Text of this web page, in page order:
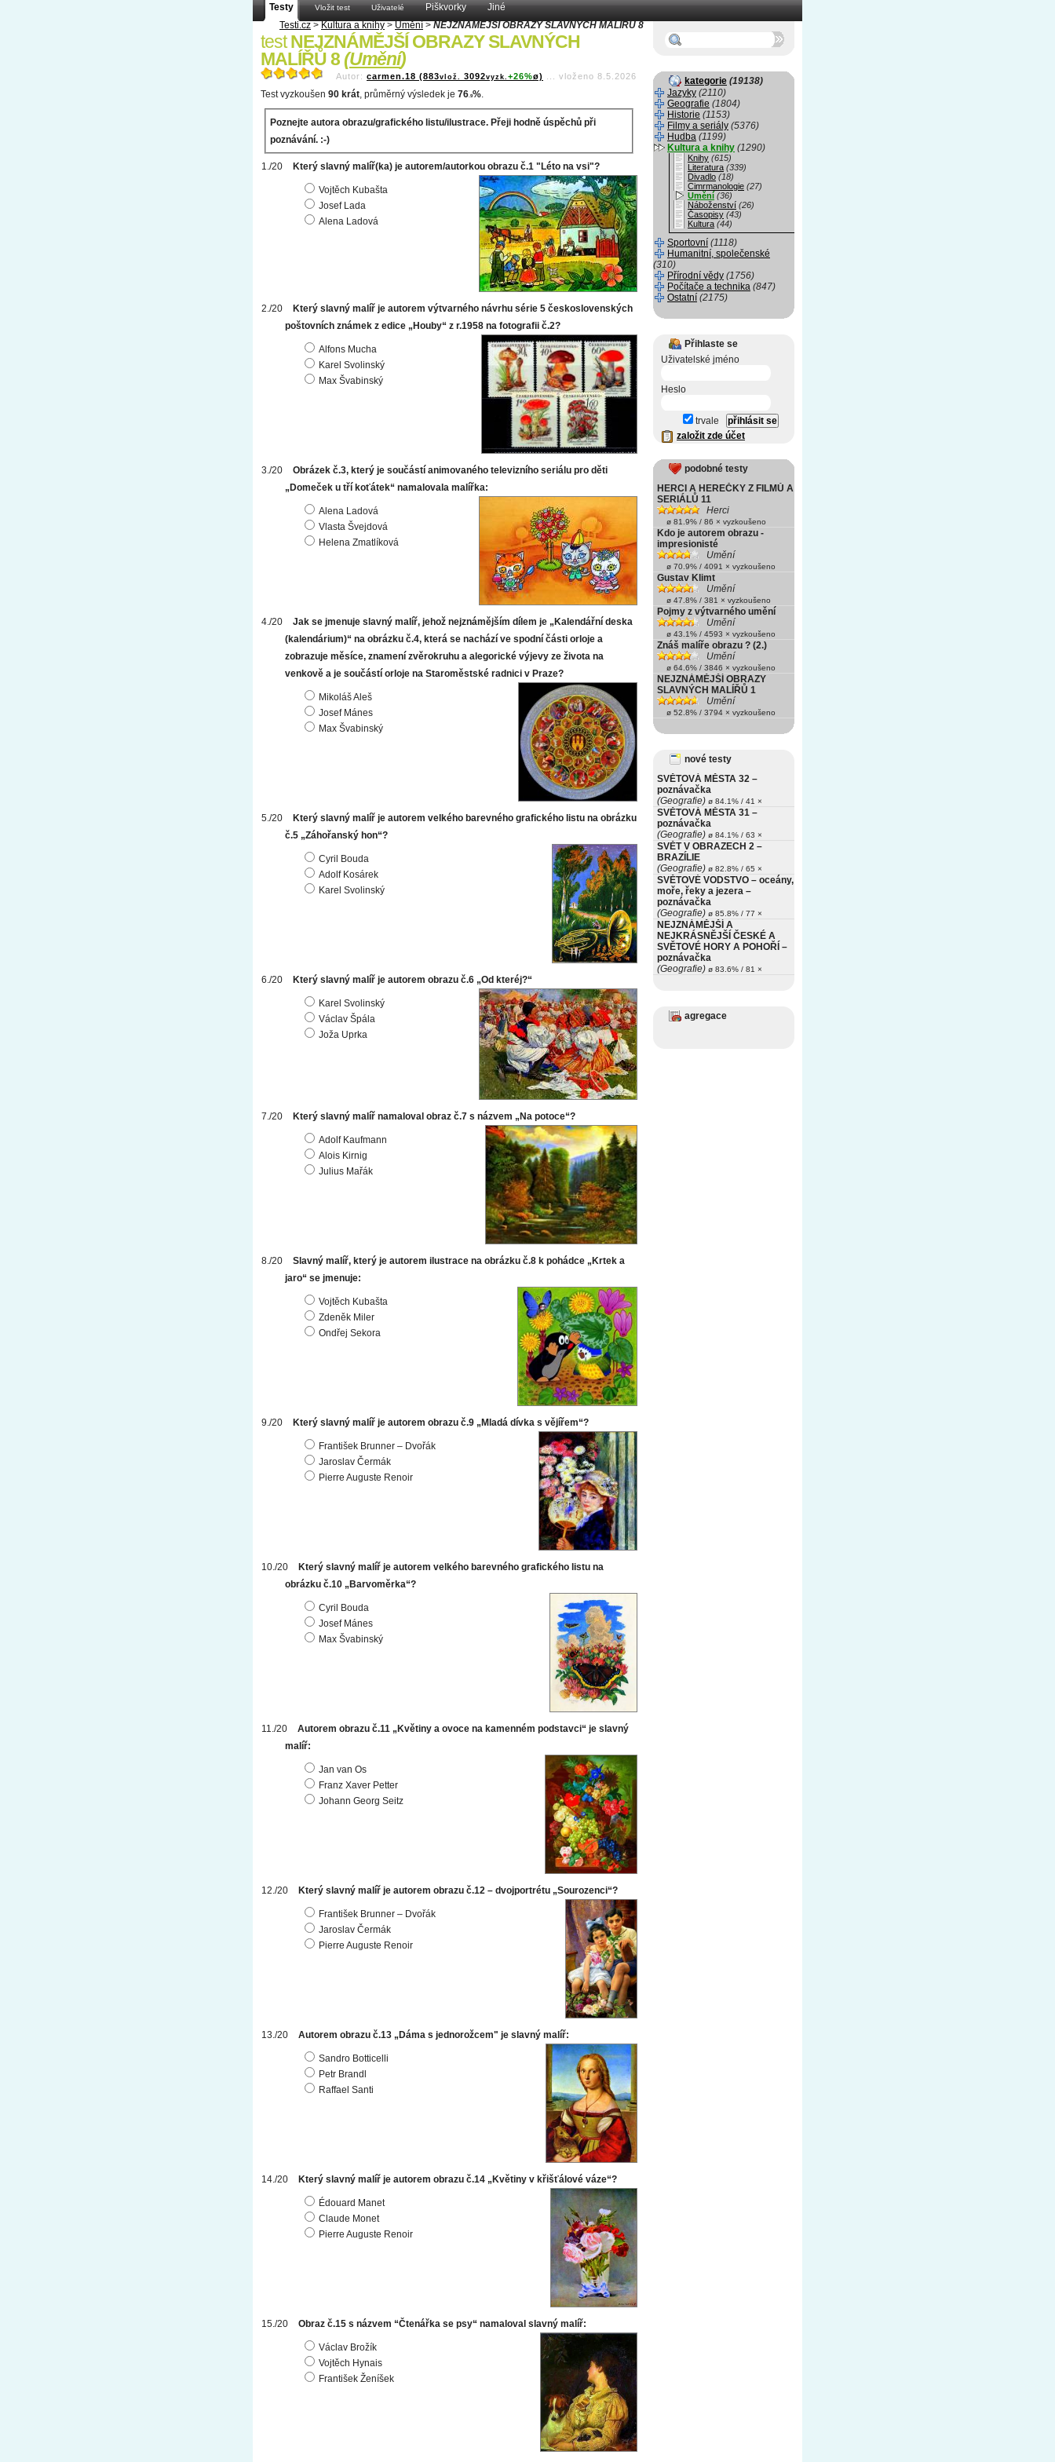
Testy Vložit test Uživatelé Piškvorky
Jiné
Testi.cz > Kultura a knihy > Umění > NEJZNÁMĚJŠÍ OBRAZY SLAVNÝCH MALÍŘŮ 8
testNEJZNÁMĚJŠÍ OBRAZY SLAVNÝCH
MALÍŘŮ 8(Umění)
Autor: carmen.18 (883vlož. 3092vyzk. +26%ø) vloženo 8.5.2026
Test vyzkoušen 90 krát, průměrný výsledek je 76 .9%.
Poznejte autora obrazu/grafického listu/ilustrace. Přeji hodně úspěchů při
poznávání. :-)
Který slavný malíř(ka) je autorem/autorkou obrazu č.1 "Léto na vsi"?
Vojtěch Kubašta
Josef Lada
Alena Ladová
Který slavný malíř je autorem výtvarného návrhu série 5 československých
poštovních známek z edice „Houby“ z r.1958 na fotografii č.2?
Alfons Mucha
Karel Svolinský
Max Švabinský
Obrázek č.3, který je součástí animovaného televizního seriálu pro děti
„Domeček u tří koťátek“ namalovala malířka:
Alena Ladová
Vlasta Švejdová
Helena Zmatlíková
Jak se jmenuje slavný malíř, jehož nejznámějším dílem je „Kalendářní deska
(kalendárium)“ na obrázku č.4, která se nachází ve spodní části orloje a
zobrazuje měsíce, znamení zvěrokruhu a alegorické výjevy ze života na
venkově a je součástí orloje na Staroměstské radnici v Praze?
Mikoláš Aleš
Josef Mánes
Max Švabinský
Který slavný malíř je autorem velkého barevného grafického listu na obrázku
č.5 „Záhořanský hon“?
Cyril Bouda
Adolf Kosárek
Karel Svolinský
Který slavný malíř je autorem obrazu č.6 „Od kteréj?“
Karel Svolinský
Václav Špála
Joža Uprka
Který slavný malíř namaloval obraz č.7 s názvem „Na potoce“?
Adolf Kaufmann
Alois Kirnig
Julius Mařák
Slavný malíř, který je autorem ilustrace na obrázku č.8 k pohádce „Krtek a
jaro“ se jmenuje:
Vojtěch Kubašta
Zdeněk Miler
Ondřej Sekora
Který slavný malíř je autorem obrazu č.9 „Mladá dívka s vějířem“?
František Brunner – Dvořák
Jaroslav Čermák
Pierre Auguste Renoir
Který slavný malíř je autorem velkého barevného grafického listu na
obrázku č.10 „Barvoměrka“?
Cyril Bouda
Josef Mánes
Max Švabinský
Autorem obrazu č.11 „Květiny a ovoce na kamenném podstavci“ je slavný
malíř:
Jan van Os
Franz Xaver Petter
Johann Georg Seitz
Který slavný malíř je autorem obrazu č.12 – dvojportrétu „Sourozenci“?
František Brunner – Dvořák
Jaroslav Čermák
Pierre Auguste Renoir
Autorem obrazu č.13 „Dáma s jednorožcem" je slavný malíř:
Sandro Botticelli
Petr Brandl
Raffael Santi
Který slavný malíř je autorem obrazu č.14 „Květiny v křišťálové váze“?
Édouard Manet
Claude Monet
Pierre Auguste Renoir
Obraz č.15 s názvem “Čtenářka se psy“ namaloval slavný malíř:
Václav Brožík
Vojtěch Hynais
František Ženíšek
kategorie (19138)
Jazyky (2110)
Geografie (1804)
Historie (1153)
Filmy a seriály (5376)
Hudba (1199)
Kultura a knihy (1290)
Knihy (615)
Literatura (339)
Divadlo (18)
Cimrmanologie (27)
Umění (36)
Náboženství (26)
Časopisy (43)
Kultura (44)
Sportovní (1118)
Humanitní, společenské
(310)
Přírodní vědy (1756)
Počítače a technika (847)
Ostatní (2175)
Přihlaste se
Uživatelské jméno
Heslo
trvale
založit zde účet
podobné testy
HERCI A HEREČKY Z FILMŮ A
SERIÁLŮ 11
Herci
ø 81.9% / 86 × vyzkoušeno
Kdo je autorem obrazu -
impresionisté
Umění
ø 70.9% / 4091 × vyzkoušeno
Gustav Klimt
Umění
ø 47.8% / 381 × vyzkoušeno
Pojmy z výtvarného umění
Umění
ø 43.1% / 4593 × vyzkoušeno
Znáš malíře obrazu ? (2.)
Umění
ø 64.6% / 3846 × vyzkoušeno
NEJZNÁMĚJŠÍ OBRAZY
SLAVNÝCH MALÍŘŮ 1
Umění
ø 52.8% / 3794 × vyzkoušeno
nové testy
SVĚTOVÁ MĚSTA 32 –
poznávačka
(Geografie) ø 84.1% / 41 ×
SVĚTOVÁ MĚSTA 31 –
poznávačka
(Geografie) ø 84.1% / 63 ×
SVĚT V OBRAZECH 2 –
BRAZÍLIE
(Geografie) ø 82.8% / 65 ×
SVĚTOVÉ VODSTVO – oceány,
moře, řeky a jezera –
poznávačka
(Geografie) ø 85.8% / 77 ×
NEJZNÁMĚJŠÍ A
NEJKRÁSNĚJŠÍ ČESKÉ A
SVĚTOVÉ HORY A POHOŘÍ –
poznávačka
(Geografie) ø 83.6% / 81 ×
agregace